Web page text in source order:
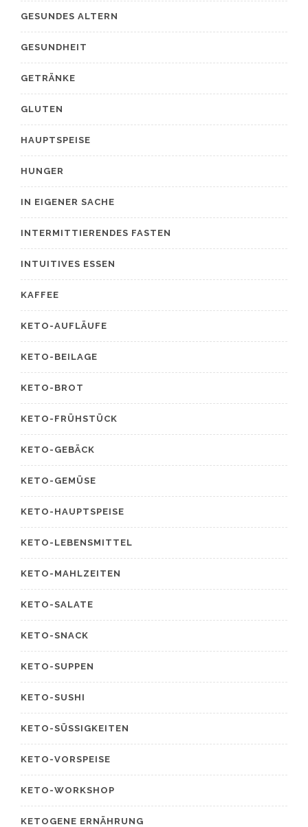
GESUNDES ALTERN
GESUNDHEIT
GETRÄNKE
GLUTEN
HAUPTSPEISE
HUNGER
IN EIGENER SACHE
INTERMITTIERENDES FASTEN
INTUITIVES ESSEN
KAFFEE
KETO-AUFLÄUFE
KETO-BEILAGE
KETO-BROT
KETO-FRÜHSTÜCK
KETO-GEBÄCK
KETO-GEMÜSE
KETO-HAUPTSPEISE
KETO-LEBENSMITTEL
KETO-MAHLZEITEN
KETO-SALATE
KETO-SNACK
KETO-SUPPEN
KETO-SUSHI
KETO-SÜSSIGKEITEN
KETO-VORSPEISE
KETO-WORKSHOP
KETOGENE ERNÄHRUNG